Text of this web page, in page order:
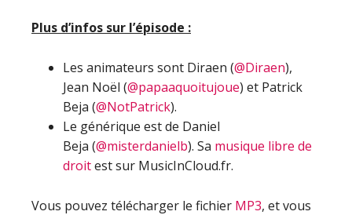
Plus d’infos sur l’épisode :
Les animateurs sont Diraen (@Diraen),
Jean Noël (@papaaquoitujoue) et Patrick
Beja (@NotPatrick).
Le générique est de Daniel
Beja (@misterdanielb). Sa musique libre de
droitest sur MusicInCloud.fr.
Vous pouvez télécharger le fichier MP3, et vous